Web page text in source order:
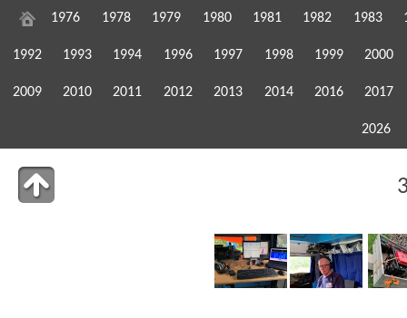
1976 1978 1979 1980 1981 1982 1983
1992 1993 1994 1996 1997 1998 1999 2000
2009 2010 2011 2012 2013 2014 2016 2017
2026